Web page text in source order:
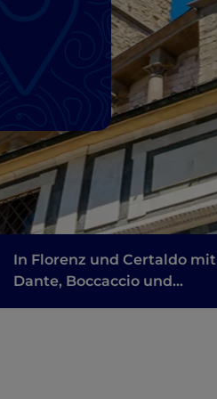
In Florenz und Certaldo mit
Dante, Boccaccio und